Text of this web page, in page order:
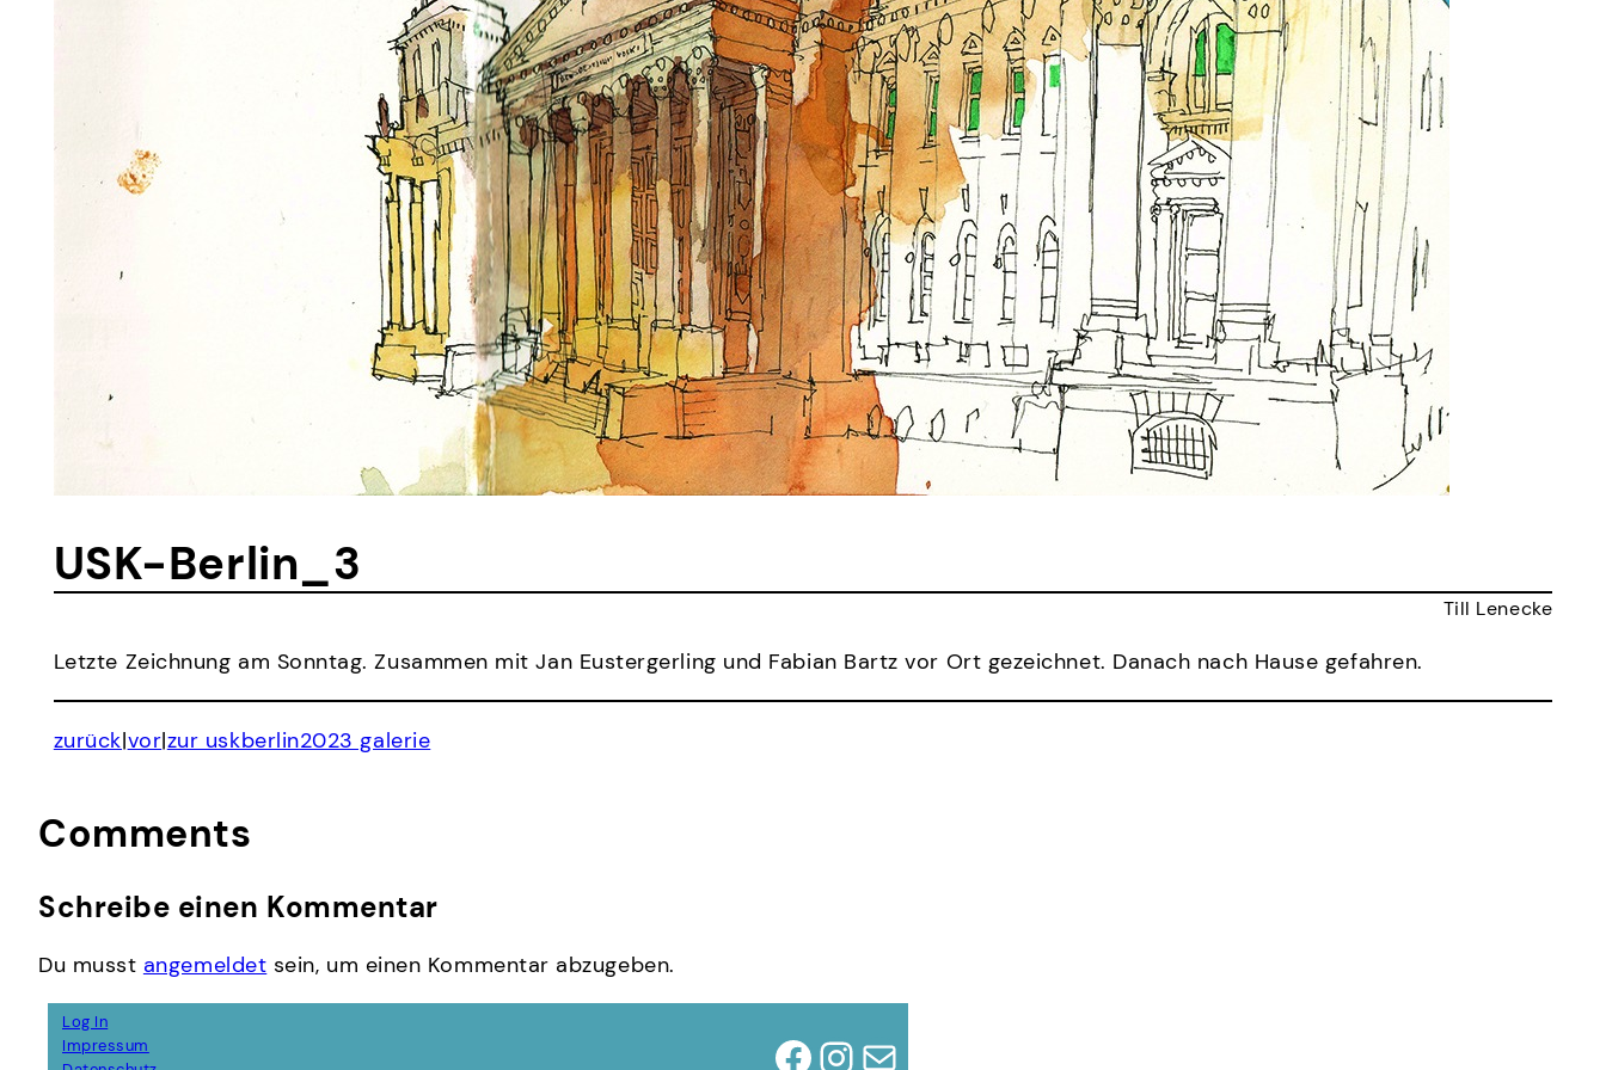
USK-Berlin_3
Till Lenecke
Letzte Zeichnung am Sonntag. Zusammen mit Jan Eustergerling und Fabian Bartz vor Ort gezeichnet. Danach nach Hause gefahren.
zurück|vor|zur uskberlin2023 galerie
Comments
Schreibe einen Kommentar
Du musst angemeldet sein, um einen Kommentar abzugeben.
Log In
Impressum
Facebook InstagramE-Mail